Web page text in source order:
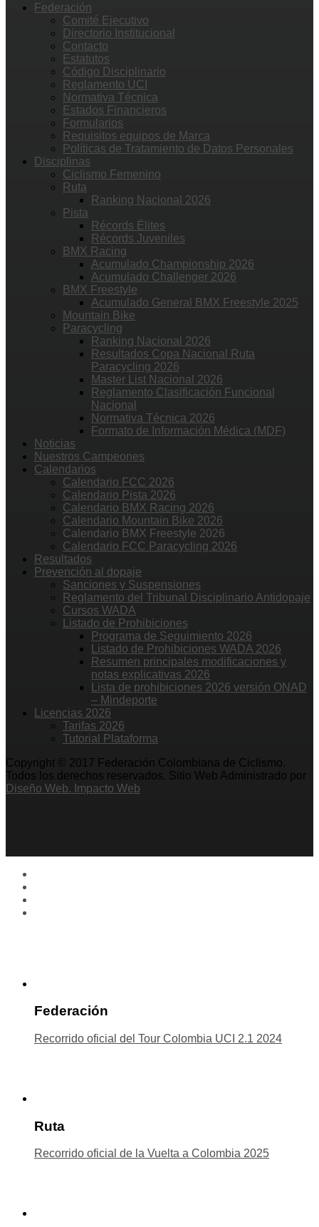
Federación
Comité Ejecutivo
Directorio Institucional
Contacto
Estatutos
Código Disciplinario
Reglamento UCI
Normativa Técnica
Estados Financieros
Formularios
Requisitos equipos de Marca
Políticas de Tratamiento de Datos Personales
Disciplinas
Ciclismo Femenino
Ruta
Ranking Nacional 2026
Pista
Récords Élites
Récords Juveniles
BMX Racing
Acumulado Championship 2026
Acumulado Challenger 2026
BMX Freestyle
Acumulado General BMX Freestyle 2025
Mountain Bike
Paracycling
Ranking Nacional 2026
Resultados Copa Nacional Ruta
Paracycling 2026
Master List Nacional 2026
Reglamento Clasificación Funcional
Nacional
Normativa Técnica 2026
Formato de Información Médica (MDF)
Noticias
Nuestros Campeones
Calendarios
Calendario FCC 2026
Calendario Pista 2026
Calendario BMX Racing 2026
Calendario Mountain Bike 2026
Calendario BMX Freestyle 2026
Calendario FCC Paracycling 2026
Resultados
Prevención al dopaje
Sanciones y Suspensiones
Reglamento del Tribunal Disciplinario Antidopaje
Cursos WADA
Listado de Prohibiciones
Programa de Seguimiento 2026
Listado de Prohibiciones WADA 2026
Resumen principales modificaciones y
notas explicativas 2026
Lista de prohibiciones 2026 versión ONAD
– Mindeporte
Licencias 2026
Tarifas 2026
Tutorial Plataforma
Copyright © 2017 Federación Colombiana de Ciclismo.
Todos los derechos reservados. Sitio Web Administrado por
Diseño Web. Impacto Web
Federación
Recorrido oficial del Tour Colombia UCI 2.1 2024
Ruta
Recorrido oficial de la Vuelta a Colombia 2025